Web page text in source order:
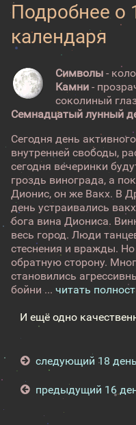
Подробнее о
календаря
Символы -
Камни -
соколиный
Семнадцатый лунный
Сегодня день
внутренней свободы,
сегодня вечеринки
гроздь винограда, а
Дионис, он же Вакх. В
день устраивались
бога вина Диониса.
весь город. Люди
стеснения и вражды.
обратную сторону.
становились
бойни ... читать
И ещё одно
следующий 18
предыдущий 16